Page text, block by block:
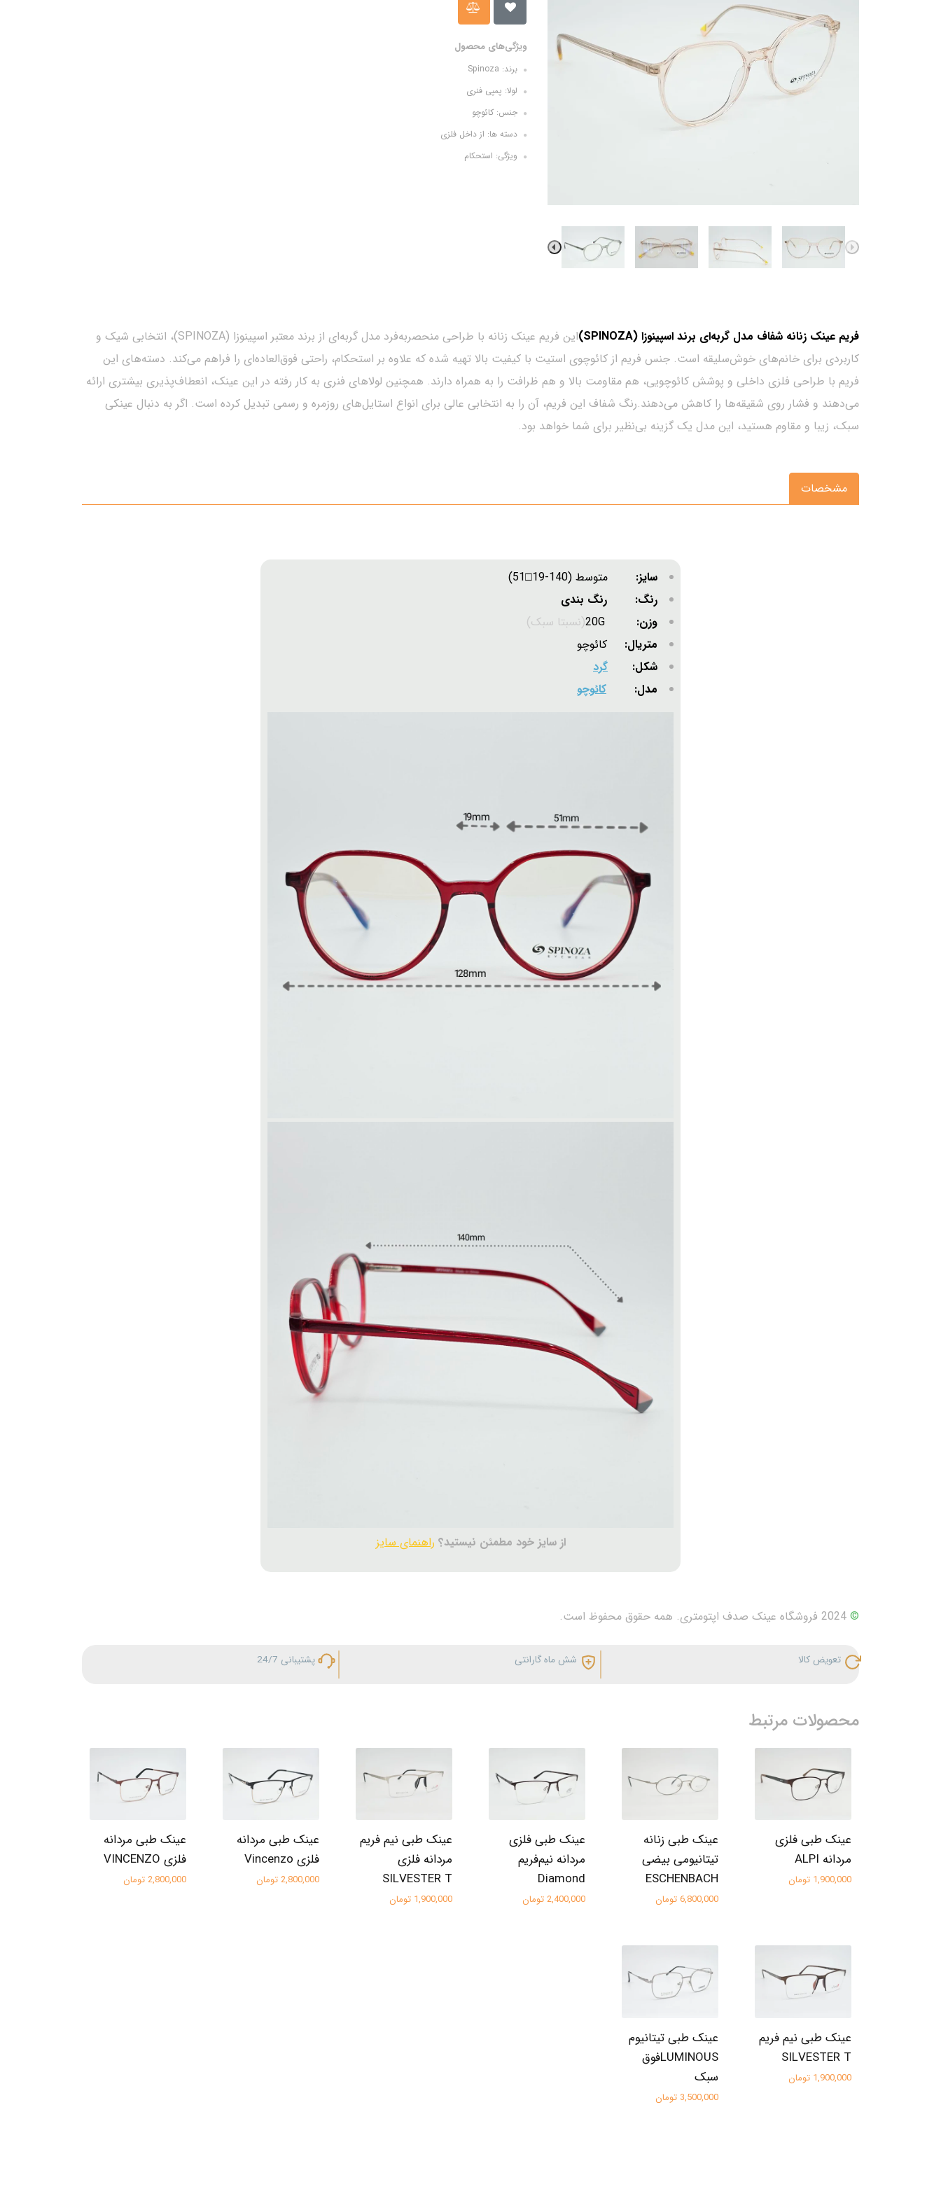
ویژگی‌های محصول
برند: Spinoza
لولا: پمپی فنری
جنس: کائوچو
دسته ها: از داخل فلزی
ویژگی: استحکام
فریم عینک زنانه شفاف مدل گربه‌ای برند اسپینوزا (SPINOZA)
این فریم عینک زنانه با طراحی منحصر‌به‌فرد مدل گربه‌ای از برند معتبر اسپینوزا (SPINOZA)، انتخابی شیک و
کاربردی برای خانم‌های خوش‌سلیقه است. جنس فریم از کائوچوی استیت با کیفیت بالا تهیه شده که علاوه بر استحکام، راحتی فوق‌العاده‌ای را فراهم می‌کند. دسته‌های این
فریم با طراحی فلزی داخلی و پوشش کائوچویی، هم مقاومت بالا و هم ظرافت را به همراه دارند. همچنین لولاهای فنری به کار رفته در این عینک، انعطاف‌پذیری بیشتری ارائه
می‌دهند و فشار روی شقیقه‌ها را کاهش می‌دهند.رنگ شفاف این فریم، آن را به انتخابی عالی برای انواع استایل‌های روزمره و رسمی تبدیل کرده است. اگر به دنبال عینکی
سبک، زیبا و مقاوم هستید، این مدل یک گزینه بی‌نظیر برای شما خواهد بود.
مشخصات
سایز: متوسط (140-19□51)
رنگ: رنگ بندی
وزن:
(نسبتا سبک)
متریال:
کائوچو
شکل: گرد
مدل: کائوچو
از سایز خود مطمئن نیستید؟ راهنمای سایز
©
تعویض کالا شش ماه گارانتی پشتیبانی 24/7
محصولات مرتبط
عینک طبی فلزی
مردانه ALPI
1,900,000 تومان
عینک طبی زنانه
تیتانیومی بیضی
ESCHENBACH
6,800,000 تومان
عینک طبی فلزی
مردانه نیم‌فریم
Diamond
2,400,000 تومان
عینک طبی نیم فریم
مردانه فلزی
SILVESTER T
1,900,000 تومان
عینک طبی مردانه
فلزی Vincenzo
2,800,000 تومان
عینک طبی مردانه
فلزی VINCENZO
2,800,000 تومان
عینک طبی نیم فریم
SILVESTER T
1,900,000 تومان
عینک طبی تیتانیوم
LUMINOUSفوق
سبک
3,500,000 تومان